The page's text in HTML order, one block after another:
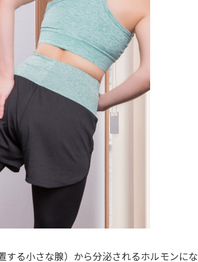
する小さな腺）から分泌されるホルモンにな